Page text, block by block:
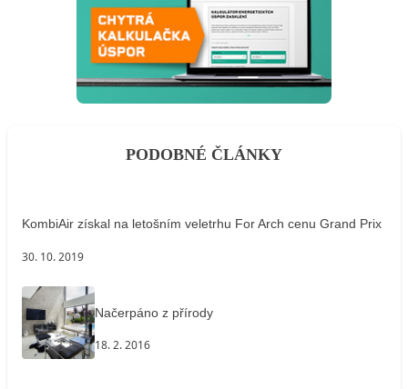
PODOBNÉ ČLÁNKY
KombiAir získal na letošním veletrhu For Arch cenu Grand Prix
30. 10. 2019
Načerpáno z přírody
18. 2. 2016